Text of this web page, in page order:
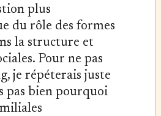
plus
du rôle des formes
la structure et
Pour ne pas
je répéterais juste
pas bien pourquoi